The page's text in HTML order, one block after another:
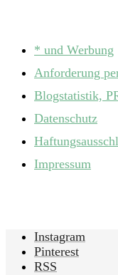
* und Werbung
Anforderung
Blogstatistik,
Datenschutz
Impressum
Instagram
Pinterest
RSS